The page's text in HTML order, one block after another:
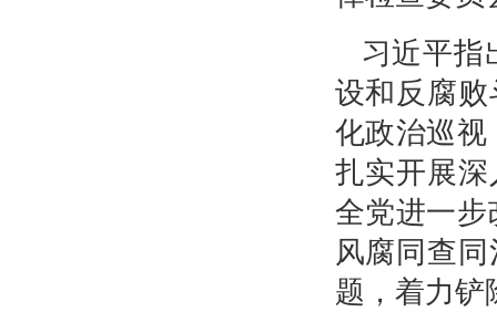
习近平指
设和反腐
化政治巡
扎实开展
全党进一
风腐同查
题，着力铲